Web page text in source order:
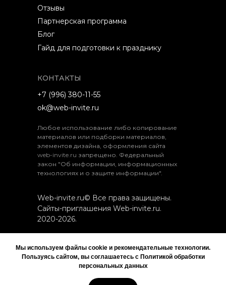
Мы используем файлы cookie и рекомендательные технологии.
Пользуясь сайтом, вы соглашаетесь с Политикой обработки
персональных данных
Любое использование либо копирование
материалов или подборки материалов,
элементов дизайна, оформления сайта
web-invite.ru запрещено. Федеральный
закон "Об информации, информационных
технологиях и о защите информации".
Web-invite.ru© Все права защищены.
Сайты-приглашения Web-invite.ru.
2020-2026.
ИНН 540232244790
+7 (996) 380-11-55
Отзывы
Партнерская программа
Гайд для подготовки к празднику
Блог
ok@web-invite.ru
КОНТАКТЫ